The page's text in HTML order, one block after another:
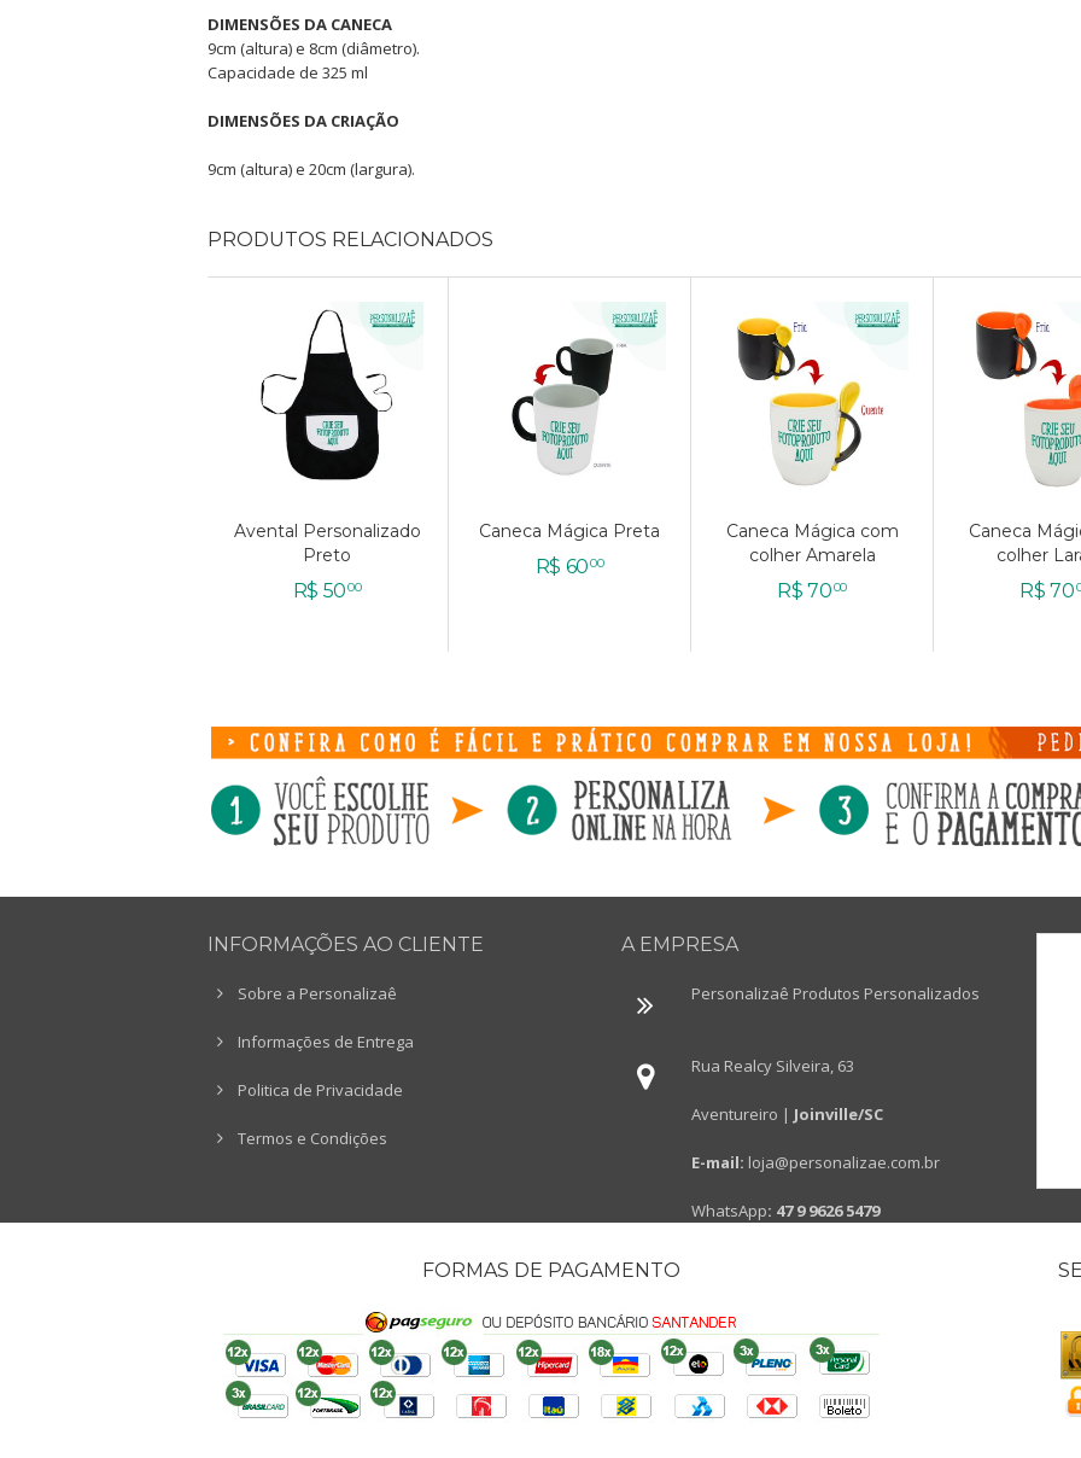
DIMENSÕES DA CANECA
9cm (altura) e 8cm (diâmetro).
Capacidade de 325 ml
DIMENSÕES DA CRIAÇÃO
9cm (altura) e 20cm (largura).
PRODUTOS RELACIONADOS
Avental Personalizado
Preto
R$ 5000
Avental Personalizado
Preto
R$ 5000
Caneca Mágica Preta
R$ 6000
Caneca Mágica Preta
R$ 6000
Caneca Mágica com
colher Amarela
R$ 7000
Caneca Mágica com
colher Amarela
R$ 7000
Caneca
colher
R$ 70
Caneca
colher
R$ 70
INFORMAÇÕES AO CLIENTE
Sobre a Personalizaê
Informações de Entrega
Politica de Privacidade
Termos e Condições
A EMPRESA
Personalizaê Produtos Personalizados
Rua Realcy Silveira, 63
Aventureiro | Joinville/SC
E-mail: loja@personalizae.com.br
WhatsApp: 47 9 9626 5479
FORMAS DE PAGAMENTO